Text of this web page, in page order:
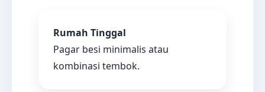
Rumah Tinggal
Pagar besi minimalis atau
kombinasi tembok.